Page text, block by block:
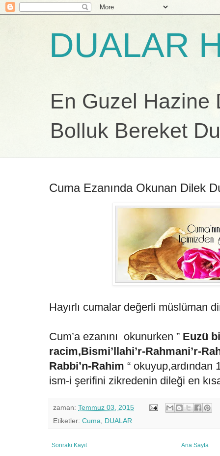
DUALAR
En Guzel Hazine
Bolluk Bereket
Cuma Ezanında Okunan Dilek
Hayırlı cumalar değerli müslüman
Cum’a ezanını okunurken ” Euzü
racim,Bismi’llahi’r-Rahmani’r-
Rabbi’n-Rahim “ okuyup,ardından
ism-i şerifini zikredenin dileği en
zaman: Temmuz 03, 2015
Etiketler: Cuma DUALAR
Sonraki Kayıt Ana Sayfa